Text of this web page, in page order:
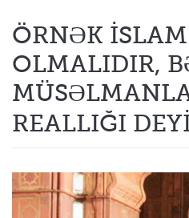
azərbaycan
Bosanski
简体中文
Français
Hausa
ÖRNƏK
OLMALIDIR,
REALLIĞI